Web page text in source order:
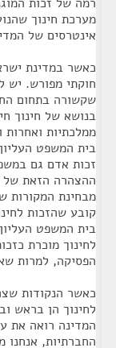
מערכת חינוך
אינטרסים של
כאשר במדינת
חוקתי מפורש. יש
שקשורה בתחום
בנושא של חינוך
ממלכתיות
בית המשפט
זכות אדם גם
ההצהרה הזאת של
מבחינת
קובע שהזכות
בית המשפט
לחינוך מוכרת
הפסיקה, למרות
כאשר הנקודות
לחינוך הן בראש
המדינה רואה את
החברתיות, אנחנו